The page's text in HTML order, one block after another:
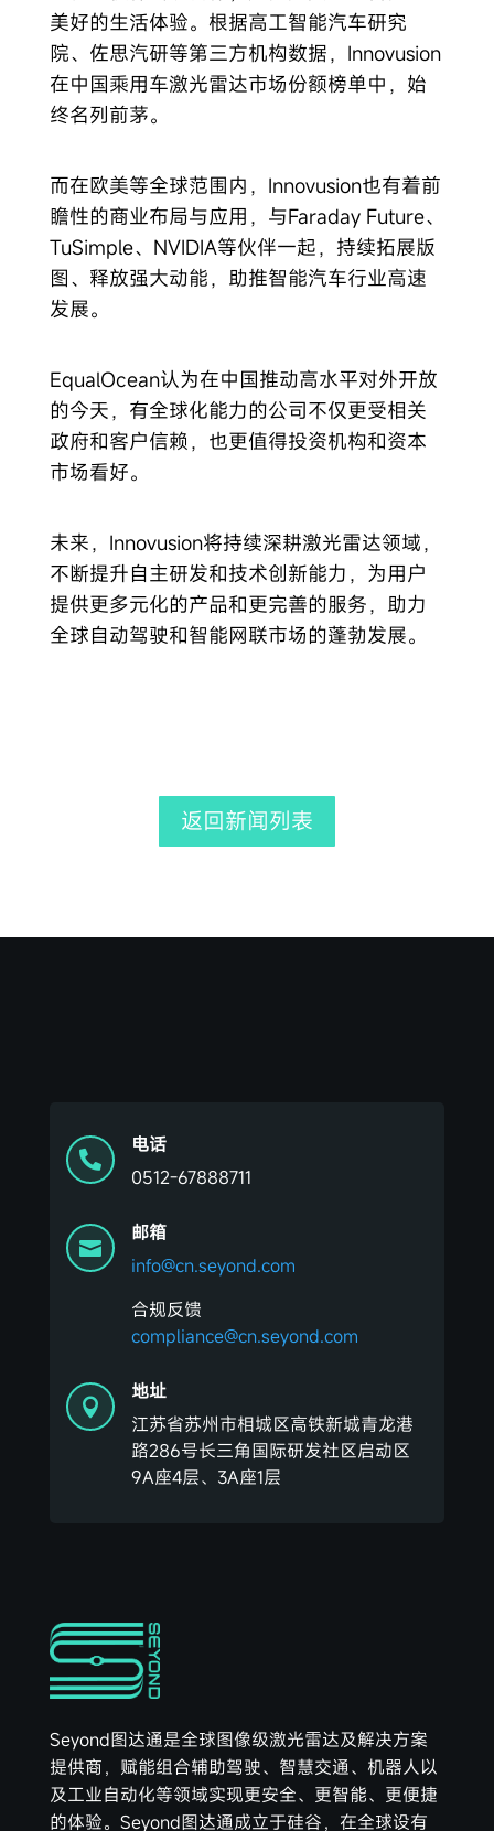
美好的生活体验。根据高工智能汽车研究
院、佐思汽研等第三方机构数据，Innovusion
在中国乘用车激光雷达市场份额榜单中，始
终名列前茅。
而在欧美等全球范围内，Innovusion也有着前
瞻性的商业布局与应用，与Faraday Future、
TuSimple、NVIDIA等伙伴一起，持续拓展版
图、释放强大动能，助推智能汽车行业高速
发展。
EqualOcean认为在中国推动高水平对外开放
的今天，有全球化能力的公司不仅更受相关
政府和客户信赖，也更值得投资机构和资本
市场看好。
未来，Innovusion将持续深耕激光雷达领域，
不断提升自主研发和技术创新能力，为用户
提供更多元化的产品和更完善的服务，助力
全球自动驾驶和智能网联市场的蓬勃发展。
返回新闻列表

电话
0512-67888711

邮箱
info@cn.seyond.com
合规反馈
compliance@cn.seyond.com

地址
江苏省苏州市相城区高铁新城青龙港
路286号长三角国际研发社区启动区
9A座4层、3A座1层
Seyond图达通是全球图像级激光雷达及解决方案
提供商，赋能组合辅助驾驶、智慧交通、机器人以
及工业自动化等领域实现更安全、更智能、更便捷
的体验。Seyond图达通成立于硅谷，在全球设有